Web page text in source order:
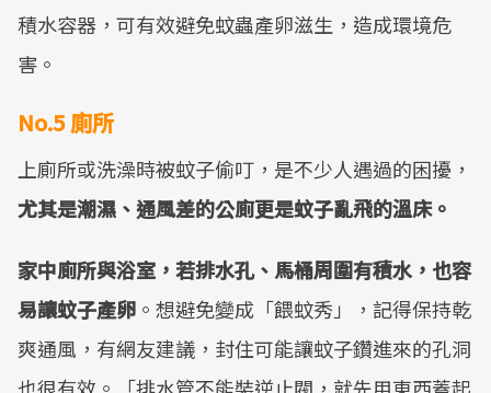
積水容器，可有效避免蚊蟲產卵滋生，造成環境危
害。
No.5 廁所
上廁所或洗澡時被蚊子偷叮，是不少人遇過的困擾，
尤其是潮濕、通風差的公廁更是蚊子亂飛的溫床。
家中廁所與浴室，若排水孔、馬桶周圍有積水，也容
易讓蚊子產卵 。想避免變成「餵蚊秀」，記得保持乾
爽通風，有網友建議，封住可能讓蚊子鑽進來的孔洞